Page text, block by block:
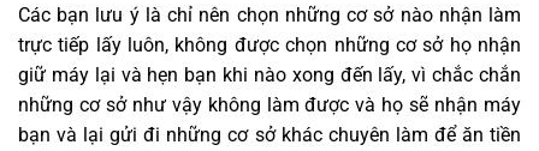
Các bạn lưu ý là chỉ nên chọn những cơ sở nào nhận làm
trực tiếp lấy luôn, không được chọn những cơ sở họ nhận
giữ máy lại và hẹn bạn khi nào xong đến lấy, vì chắc chắn
những cơ sở như vậy không làm được và họ sẽ nhận máy
bạn và lại gửi đi những cơ sở khác chuyên làm để ăn tiền